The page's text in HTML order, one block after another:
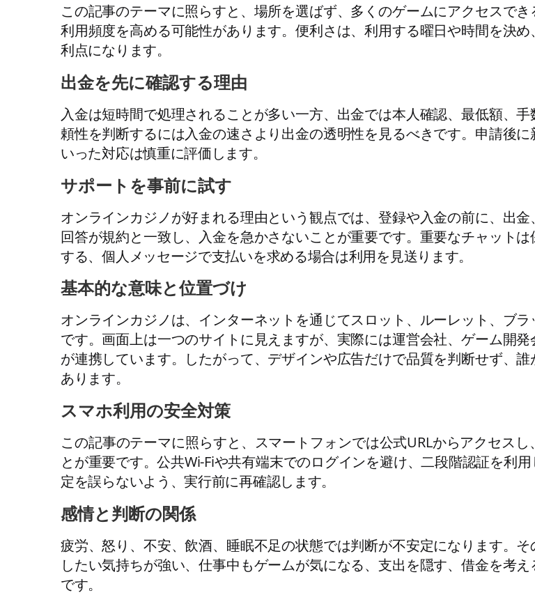
この記事のテーマに照らすと、場所を選ばず、多くのゲームにアクセスで
利用頻度を高める可能性があります。便利さは、利用する曜日や時間を決
利点になります。
出金を先に確認する理由
入金は短時間で処理されることが多い一方、出金では本人確認、最低額、
頼性を判断するには入金の速さより出金の透明性を見るべきです。申請後
いった対応は慎重に評価します。
サポートを事前に試す
オンラインカジノが好まれる理由という観点では、登録や入金の前に、出
回答が規約と一致し、入金を急かさないことが重要です。重要なチャット
する、個人メッセージで支払いを求める場合は利用を見送ります。
基本的な意味と位置づけ
オンラインカジノは、インターネットを通じてスロット、ルーレット、ブ
です。画面上は一つのサイトに見えますが、実際には運営会社、ゲーム開
が連携しています。したがって、デザインや広告だけで品質を判断せず、
あります。
スマホ利用の安全対策
この記事のテーマに照らすと、スマートフォンでは公式URLからアクセス
とが重要です。公共Wi-Fiや共有端末でのログインを避け、二段階認証を利
定を誤らないよう、実行前に再確認します。
感情と判断の関係
疲労、怒り、不安、飲酒、睡眠不足の状態では判断が不安定になります。
したい気持ちが強い、仕事中もゲームが気になる、支出を隠す、借金を考
です。